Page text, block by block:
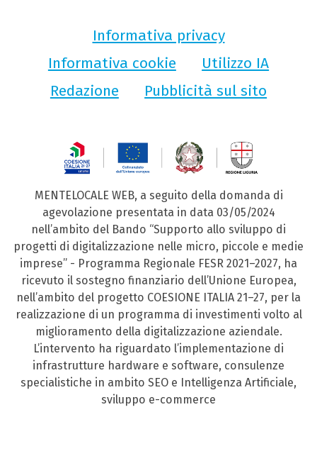
Informativa privacy
Informativa cookie
Utilizzo IA
Redazione
Pubblicità sul sito
MENTELOCALE WEB, a seguito della domanda di
agevolazione presentata in data 03/05/2024
nell’ambito del Bando “Supporto allo sviluppo di
progetti di digitalizzazione nelle micro, piccole e medie
imprese” - Programma Regionale FESR 2021–2027, ha
ricevuto il sostegno finanziario dell’Unione Europea,
nell’ambito del progetto COESIONE ITALIA 21–27, per la
realizzazione di un programma di investimenti volto al
miglioramento della digitalizzazione aziendale.
L’intervento ha riguardato l’implementazione di
infrastrutture hardware e software, consulenze
specialistiche in ambito SEO e Intelligenza Artificiale,
sviluppo e-commerce